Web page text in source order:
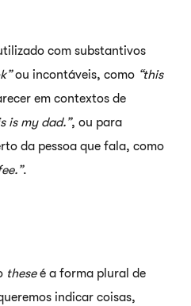
com substantivos
ou incontáveis, como “this
em contextos de
is my dad.”, ou para
da pessoa que fala, como
.
theseé a forma plural de
indicar coisas,